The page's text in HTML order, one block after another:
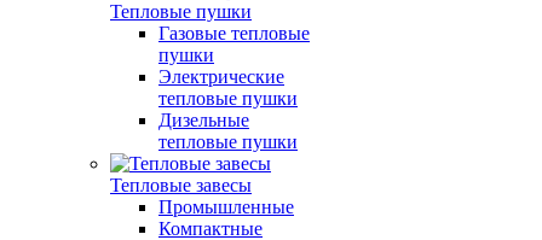
Тепловые пушки
Газовые тепловые
пушки
Электрические
тепловые пушки
Дизельные
тепловые пушки
Тепловые завесы
Промышленные
Компактные